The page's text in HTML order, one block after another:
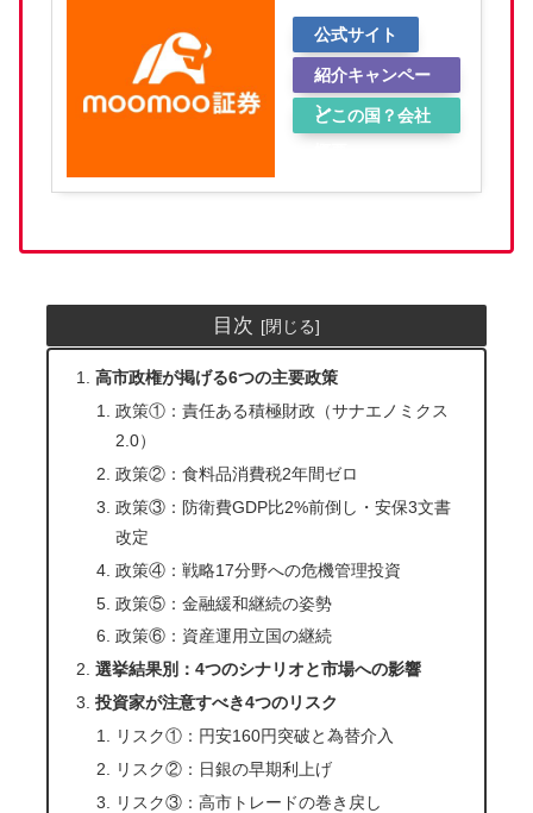
公式サイト
紹介キャンペー
ン
どこの国？会社
目次
高市政権が掲げる6つの主要政策
政策①：責任ある積極財政（サナエノミクス
2.0）
政策②：食料品消費税2年間ゼロ
政策③：防衛費GDP比2%前倒し・安保3文書
改定
政策④：戦略17分野への危機管理投資
政策⑤：金融緩和継続の姿勢
政策⑥：資産運用立国の継続
選挙結果別：4つのシナリオと市場への影響
投資家が注意すべき4つのリスク
リスク①：円安160円突破と為替介入
リスク②：日銀の早期利上げ
リスク③：高市トレードの巻き戻し